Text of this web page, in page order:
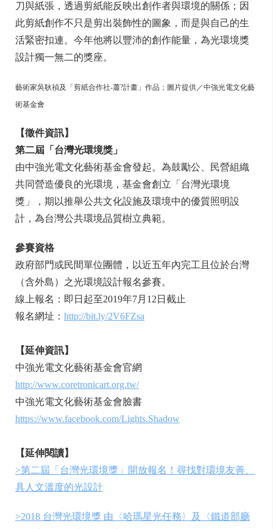
刀與紙張，透過剪紙能反映出創作者與環境的關係；因
此剪紙創作不只是剪出裝飾性的圖象，而是與自己的生
活緊密扣連。今年他將以豐沛的創作能量，為光環境獎
設計獨一無二的獎座。
藝術家吳耿禎及「剪紙合作社-蕭?計畫」作品；圖片提供／中強光電文化藝
術基金會
【徵件資訊】
第二屆「台灣光環境獎」
由中強光電文化藝術基金會發起。為鼓勵公、民營組織
共同營造優良的光環境，基金會創立「台灣光環境
獎」，期以推舉公共文化設施及環境中的優質照明設
計，為台灣公共環境品質樹立典範。
參賽資格
政府部門或民間單位團體，以近五年內完工且位於台灣
（含外島）之光環境設計報名參賽。
線上報名：即日起至2019年7月12日截止
報名網址： http://bit.ly/2V6FZsa
【延伸資訊】
中強光電文化藝術基金會官網
http://www.coretronicart.org.tw/
中強光電文化藝術基金會臉書
https://www.facebook.com/Lights.Shadow
【延伸閱讀】
>第二屆「台灣光環境獎」開放報名！尋找對環境友善、
具人文溫度的光設計
>2018 台灣光環境獎 由〈哈瑪星光任務〉及〈鐵道部廳